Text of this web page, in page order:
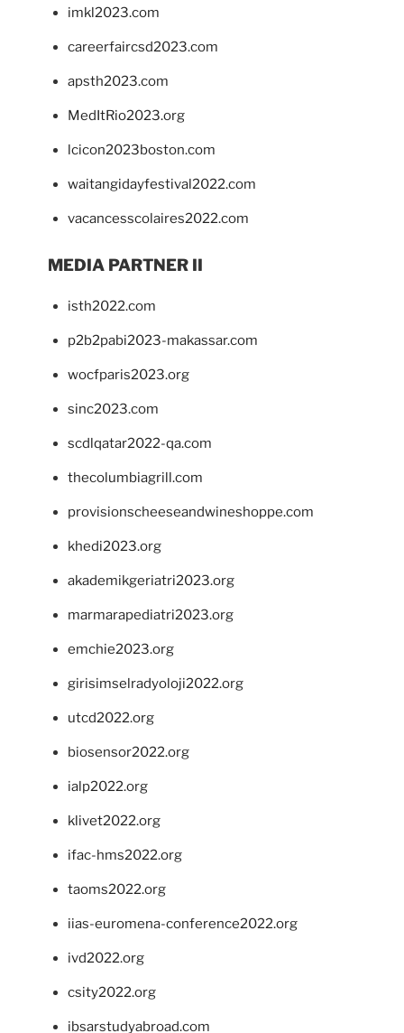
imkl2023.com
careerfaircsd2023.com
apsth2023.com
MedItRio2023.org
lcicon2023boston.com
waitangidayfestival2022.com
vacancesscolaires2022.com
MEDIA PARTNER II
isth2022.com
p2b2pabi2023-makassar.com
wocfparis2023.org
sinc2023.com
scdlqatar2022-qa.com
thecolumbiagrill.com
provisionscheeseandwineshoppe.com
khedi2023.org
akademikgeriatri2023.org
marmarapediatri2023.org
emchie2023.org
girisimselradyoloji2022.org
utcd2022.org
biosensor2022.org
ialp2022.org
klivet2022.org
ifac-hms2022.org
taoms2022.org
iias-euromena-conference2022.org
ivd2022.org
csity2022.org
ibsarstudyabroad.com